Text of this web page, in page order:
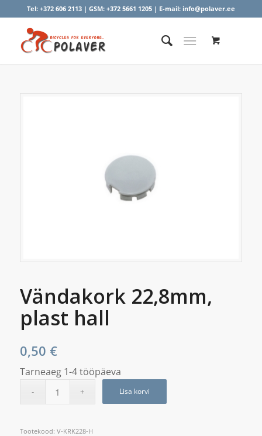
Tel: +372 606 2113| GSM: +372 5661 1205| E-mail: info@polaver.ee
Vändakork 22,8mm,
plast hall
0,50 €
Tarneaeg 1-4 tööpäeva
Lisa korvi
Tootekood: V-KRK228-H